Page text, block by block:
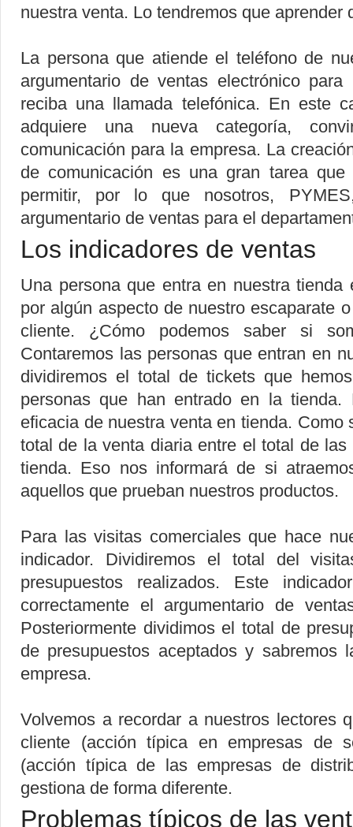
nuestra venta. Lo tendremos que aprender
La persona que atiende el teléfono de
argumentario de ventas electrónico
reciba una llamada telefónica. En este
adquiere una nueva categoría,
comunicación para la empresa. La
de comunicación es una gran tarea
permitir, por lo que nosotros,
argumentario de ventas para el
Los indicadores de ventas
Una persona que entra en nuestra
por algún aspecto de nuestro escaparate
cliente. ¿Cómo podemos saber si
Contaremos las personas que entran en
dividiremos el total de tickets que
personas que han entrado en la
eficacia de nuestra venta en tienda.
total de la venta diaria entre el total de
tienda. Eso nos informará de si
aquellos que prueban nuestros productos.
Para las visitas comerciales que hace
indicador. Dividiremos el total del
presupuestos realizados. Este
correctamente el argumentario de
Posteriormente dividimos el total de
de presupuestos aceptados y sabremos
empresa.
Volvemos a recordar a nuestros lectores
cliente (acción típica en empresas de
(acción típica de las empresas de
gestiona de forma diferente.
Problemas típicos de las